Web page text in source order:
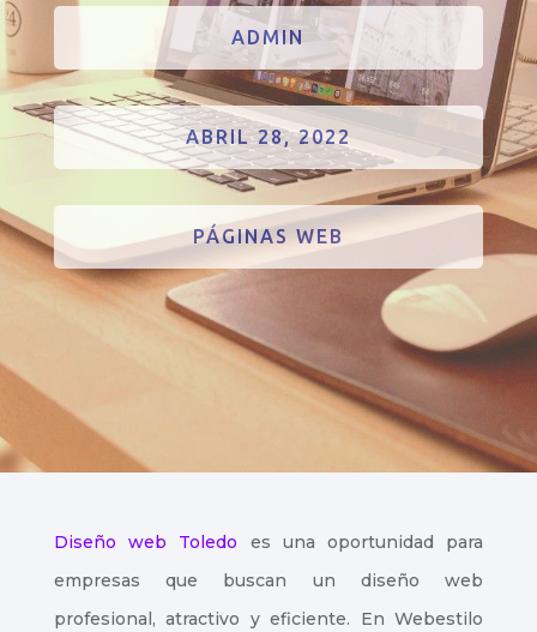
ADMIN
ABRIL 28, 2022
PÁGINAS WEB
Diseño web Toledo es una oportunidad para
empresas que buscan un diseño web
profesional, atractivo y eficiente. En Webestilo